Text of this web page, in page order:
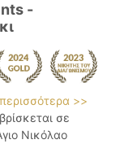
-
>>
σε
Νικόλαο